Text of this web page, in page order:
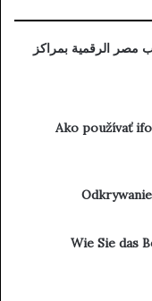
مصر الرقمية بمراكز
Ako používať
Wie Sie das